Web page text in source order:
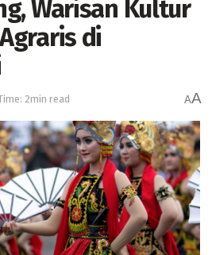
Warisan Kultur
di
2min read AA